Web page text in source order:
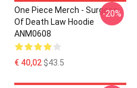
One Piece Merch - Surgeon
Of Death Law Hoodie
ANM0608
€ 40,02$43.5
-20%